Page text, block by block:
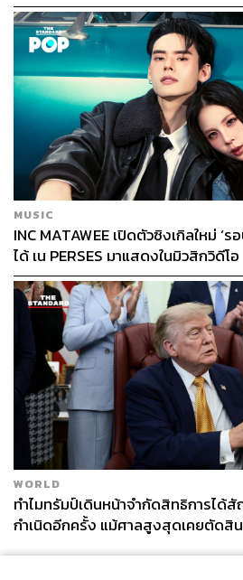
MUSIC
INC MATAWEE เปิดตัวซิงเกิลใหม่ ‘
ได้ เน PERSES มาแสดงในมิวสิกวิดีโอ
WORLD
ทำไมทรัมป์เดินหน้าจำกัดสิทธิการได้
กำเนิดอีกครั้ง แม้ศาลสูงสุดเคยตัดสิ